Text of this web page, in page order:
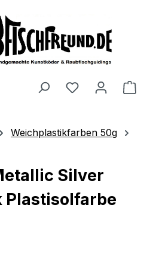
Weichplastikfarben 50g
Silver
Plastisolfarbe